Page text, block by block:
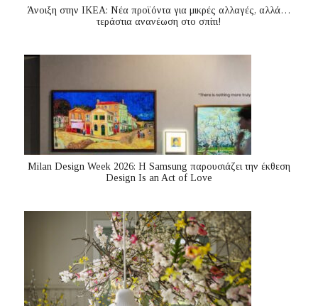
Άνοιξη στην ΙΚΕΑ: Νέα προϊόντα για μικρές αλλαγές, αλλά…
τεράστια ανανέωση στο σπίτι!
Milan Design Week 2026: Η Samsung παρουσιάζει την έκθεση
Design Is an Act of Love